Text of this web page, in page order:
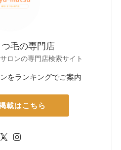
毛の専門店
ロンの専門店検索サイト
をランキングでご案内
載はこちら